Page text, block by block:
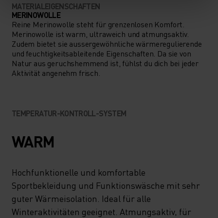
MATERIALEIGENSCHAFTEN
MERINOWOLLE
Reine Merinowolle steht für grenzenlosen Komfort.
Merinowolle ist warm, ultraweich und atmungsaktiv.
Zudem bietet sie aussergewöhnliche wärmeregulierende
und feuchtigkeitsableitende Eigenschaften. Da sie von
Natur aus geruchshemmend ist, fühlst du dich bei jeder
Aktivität angenehm frisch.
TEMPERATUR-KONTROLL-SYSTEM
WARM
Hochfunktionelle und komfortable
Sportbekleidung und Funktionswäsche mit sehr
guter Wärmeisolation. Ideal für alle
Winteraktivitäten geeignet. Atmungsaktiv, für